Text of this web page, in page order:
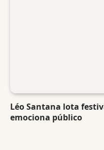
Léo Santana lota
emociona público